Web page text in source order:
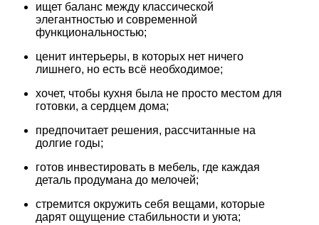
ищет баланс между классической
элегантностью и современной
функциональностью;
ценит интерьеры, в которых нет ничего
лишнего, но есть всё необходимое;
хочет, чтобы кухня была не просто местом для
готовки, а сердцем дома;
предпочитает решения, рассчитанные на
долгие годы;
готов инвестировать в мебель, где каждая
деталь продумана до мелочей;
стремится окружить себя вещами, которые
дарят ощущение стабильности и уюта;